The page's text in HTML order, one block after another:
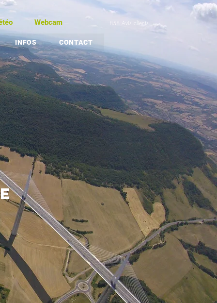
Webcam 858 Avis clients
INFOS CONTACT